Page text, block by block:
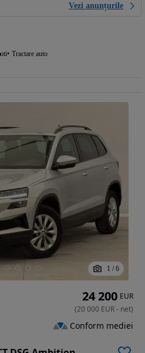
Vezi anunțurile
Tractare auto
1 / 6
24 200 EUR
(20 000 EUR- net)
Conform mediei